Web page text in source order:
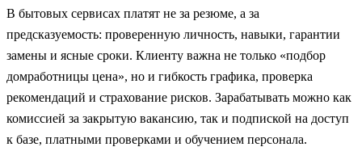
В бытовых сервисах платят не за резюме, а за
предсказуемость: проверенную личность, навыки, гарантии
замены и ясные сроки. Клиенту важна не только «подбор
домработницы цена», но и гибкость графика, проверка
рекомендаций и страхование рисков. Зарабатывать можно как
комиссией за закрытую вакансию, так и подпиской на доступ
к базе, платными проверками и обучением персонала.